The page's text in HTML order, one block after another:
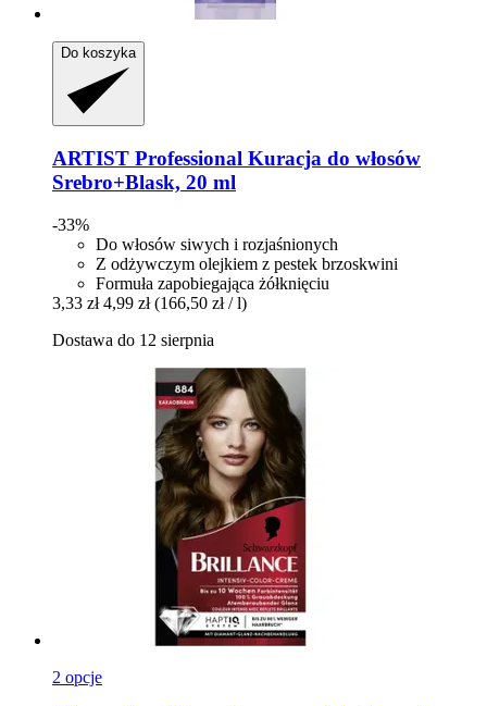
Do koszyka
ARTIST Professional Kuracja do włosów
Srebro+Blask, 20 ml
-33%
Do włosów siwych i rozjaśnionych
Z odżywczym olejkiem z pestek brzoskwini
Formuła zapobiegająca żółknięciu
3,33 zł 4,99 zł (166,50 zł / l)
Dostawa do 12 sierpnia
2 opcje